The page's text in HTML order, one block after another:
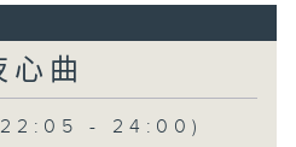
曲
- 24:00)